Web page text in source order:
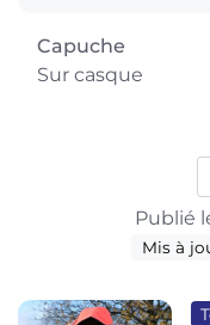
Capuche
Sur casque
Publié
Mis à